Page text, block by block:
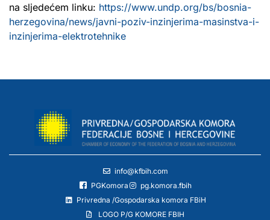
na sljedećem linku: https://www.undp.org/bs/bosnia-
herzegovina/news/javni-poziv-inzinjerima-masinstva-i-
inzinjerima-elektrotehnike
info@kfbih.com
PGKomora
pg.komora.fbih
Privredna /Gospodarska komora FBiH
LOGO P/G KOMORE FBIH